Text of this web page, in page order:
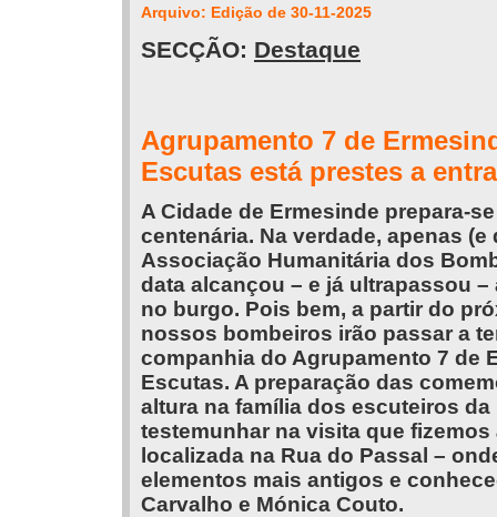
Arquivo: Edição de 30-11-2025
SECÇÃO: Destaque
Agrupamento 7 de
Escutas está prestes a
A Cidade de Ermesinde prepara-
centenária. Na verdade, apenas
Associação Humanitária dos
data alcançou – e já ultrapassou
no burgo. Pois bem, a partir do
nossos bombeiros irão passar a
companhia do Agrupamento 7 de
Escutas. A preparação das
altura na família dos escuteiros
testemunhar na visita que
localizada na Rua do Passal –
elementos mais antigos e
Carvalho e Mónica Couto.